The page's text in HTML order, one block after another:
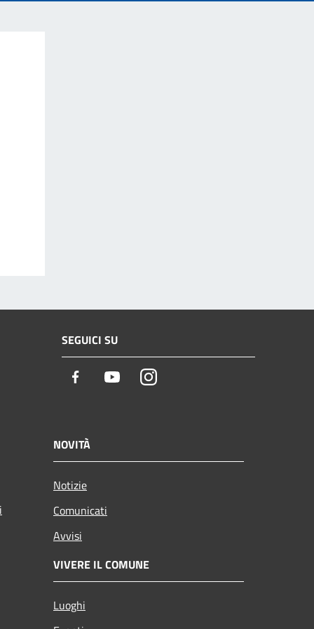
SEGUICI SU
Facebook YoutubeInstagram
NOVITÀ
Notizie
Comunicati
Avvisi
VIVERE IL COMUNE
Luoghi